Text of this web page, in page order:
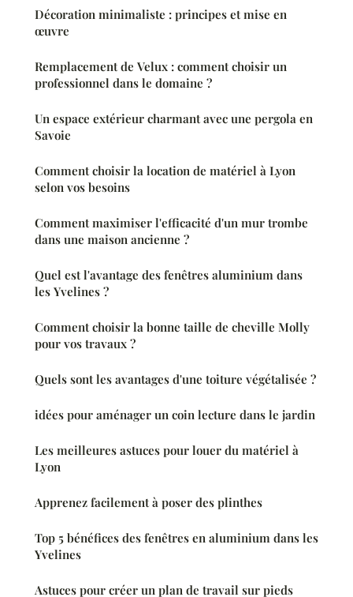
Décoration minimaliste : principes et mise en
œuvre
Remplacement de Velux : comment choisir un
professionnel dans le domaine ?
Un espace extérieur charmant avec une pergola en
Savoie
Comment choisir la location de matériel à Lyon
selon vos besoins
Comment maximiser l'efficacité d'un mur trombe
dans une maison ancienne ?
Quel est l'avantage des fenêtres aluminium dans
les Yvelines ?
Comment choisir la bonne taille de cheville Molly
pour vos travaux ?
Quels sont les avantages d'une toiture végétalisée ?
idées pour aménager un coin lecture dans le jardin
Les meilleures astuces pour louer du matériel à
Lyon
Apprenez facilement à poser des plinthes
Top 5 bénéfices des fenêtres en aluminium dans les
Yvelines
Astuces pour créer un plan de travail sur pieds